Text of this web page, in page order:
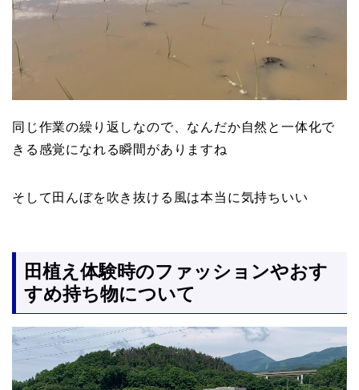
同じ作業の繰り返しなので、なんだか自然と一体化で
きる感覚になれる瞬間がありますね
そして田んぼを吹き抜ける風は本当に気持ちいい
田植え体験時のファッションやおす
すめ持ち物について